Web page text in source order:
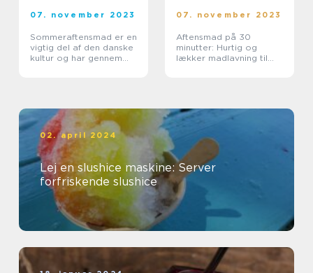
07. november 2023
Sommeraftensmad er en
vigtig del af den danske
kultur og har gennem
07. november 2023
Aftensmad på 30
minutter: Hurtig og
lækker madlavning til
02. april 2024
Lej en slushice maskine: Server
forfriskende slushice